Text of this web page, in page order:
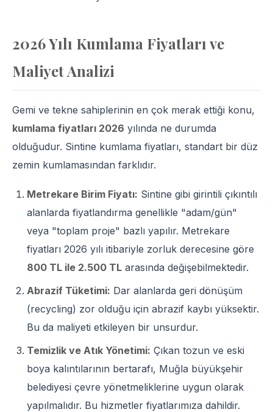
2026 Yılı Kumlama Fiyatları ve
Maliyet Analizi
Gemi ve tekne sahiplerinin en çok merak ettiği konu,
kumlama fiyatları 2026 yılında ne durumda
olduğudur. Sintine kumlama fiyatları, standart bir düz
zemin kumlamasından farklıdır.
Metrekare Birim Fiyatı: Sintine gibi girintili çıkıntılı
alanlarda fiyatlandırma genellikle "adam/gün"
veya "toplam proje" bazlı yapılır. Metrekare
fiyatları 2026 yılı itibariyle zorluk derecesine göre
800 TL ile 2.500 TL arasında değişebilmektedir.
Abrazif Tüketimi: Dar alanlarda geri dönüşüm
(recycling) zor olduğu için abrazif kaybı yüksektir.
Bu da maliyeti etkileyen bir unsurdur.
Temizlik ve Atık Yönetimi: Çıkan tozun ve eski
boya kalıntılarının bertarafı, Muğla büyükşehir
belediyesi çevre yönetmeliklerine uygun olarak
yapılmalıdır. Bu hizmetler fiyatlarımıza dahildir.